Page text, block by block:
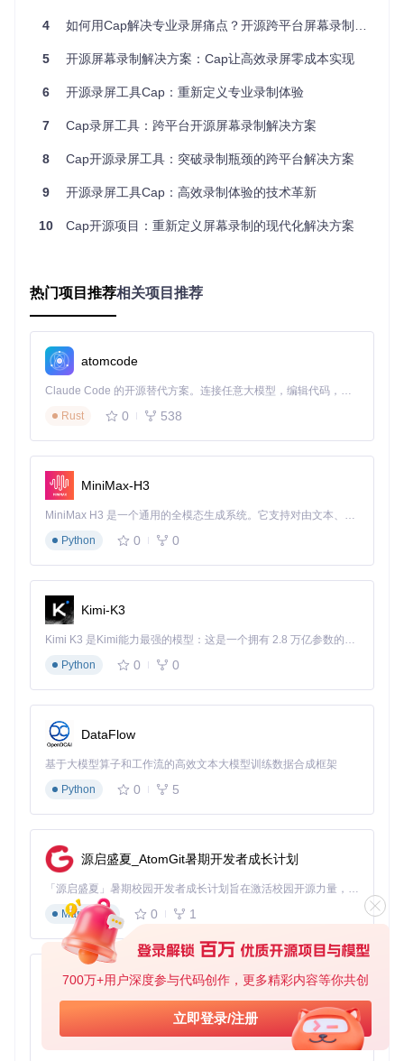
700万+用户深度参与代码创作，更多精彩内容等你共创
立即登录/注册
# 配置开发环境变量
cp
.env.example .env
"NEXT_PUBLIC_LOCAL_MODE=true" env
等待应用加载完成，首次启动可能需要较长时间
选择录制区域
全屏模式：捕获整个显示器画面
窗口模式：选择特定应用程序窗口
自定义区域：手动拖拽选择录制范围
配置音频设置
选择麦克风输入设备
开启/关闭系统音频捕获
点击红色录制按钮
3秒倒计时后开始录制
录制过程中可暂停/继续
完成录制
点击停止按钮结束录制
预览录制内容
保存或直接分享
不同场景下的最佳配置方案
教学录制场景
分辨率：1080p
帧率：30fps
音频质量：128kbps
适用场景：在线课程、软件教程、产品演示
游戏录制场景
分辨率：1440p
帧率：60fps
硬件加速：开启GPU编码
适用场景：游戏直播、电竞视频、3D动画展示
代码演示场景
4 如何用Cap解决专业录屏痛点？开源跨平台屏幕录制全指南
5 开源屏幕录制解决方案：Cap让高效录屏零成本实现
6 开源录屏工具Cap：重新定义专业录制体验
7 Cap录屏工具：跨平台开源屏幕录制解决方案
8 Cap开源录屏工具：突破录制瓶颈的跨平台解决方案
9 开源录屏工具Cap：高效录制体验的技术革新
10 Cap开源项目：重新定义屏幕录制的现代化解决方案
热门项目推荐相关项目推荐
atomcode
Claude Code 的开源替代方案。连接任意大模型，编辑代码，运行命令，自动验证 — 全自动执行。用 Rust 构建，极致性能。 ｜ An open-source alternative to Claude Code. Connect any LLM, edit code, run commands, and verify changes — autonomously. Built in Rust for speed. Get Started
Rust
0 538
MiniMax-H3
MiniMax H3 是一个通用的全模态生成系统。它支持对由文本、图像、视频和音频组成的多模态上下文进行统一理解，并能生成分辨率高达 2K、时长可达 15 秒的带原生立体声音频的视频。得益于面向任务泛化的系统设计，H3 在预训练阶段就已具备广泛的多模态上下文理解与生成能力，能够出色地执行复杂的多模态指令。
Python
0 0
Kimi-K3
Kimi K3 是Kimi能力最强的模型：这是一个拥有 2.8 万亿参数的混合专家（MoE）模型，具备原生视觉理解能力，并支持 100 万 token 的上下文窗口。
Python
0 0
DataFlow
基于大模型算子和工作流的高效文本大模型训练数据合成框架
Python
0 5
源启盛夏_AtomGit暑期开发者成长计划
「源启盛夏」暑期校园开发者成长计划旨在激活校园开源力量，通过积分激励、认证扶持、资源倾斜等形式，引导高校组织和开发者完成「入驻 — 建项目 — 做贡献 — 获认证 — 得资源」的完整闭环。无论你是想带领社团入驻平台的组织者，还是希望用代码贡献证明自己的开发者，都能在这里找到属于你的成长路径。
Markdown
0 1
py-xiaozhi
基于Python的Xiaozhi AI，适用于想要完整Xiaozhi体验而无需拥有专用硬件的用户。
Python
0 1